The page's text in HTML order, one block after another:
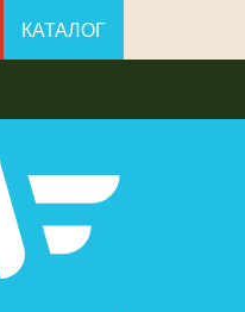
КАТАЛОГ